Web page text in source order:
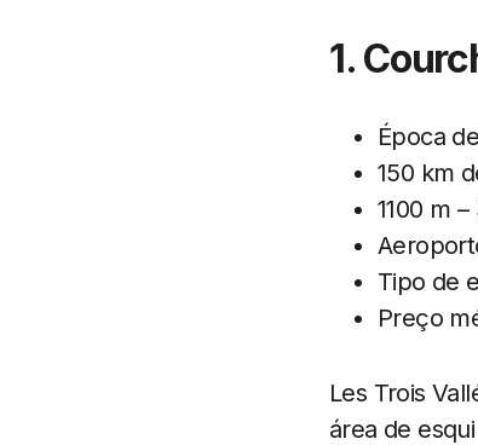
1.
Época
150 km
1100 m
Tipo de
Preço
Les Trois
área de